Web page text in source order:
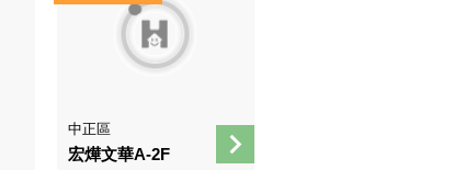
中正區
宏燁文華A-2F